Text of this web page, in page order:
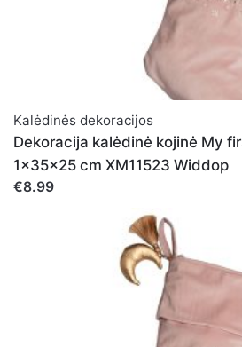
Kalėdinės dekoracijos
Dekoracija kalėdinė kojinė My
1x35x25 cm XM11523 Widdop
€8.99